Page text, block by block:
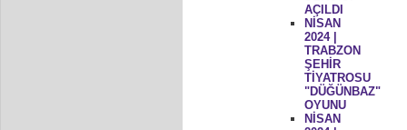
AÇILDI
NİSAN
2024 |
TRABZON
ŞEHİR
TİYATROSU
"DÜĞÜNBAZ"
OYUNU
NİSAN